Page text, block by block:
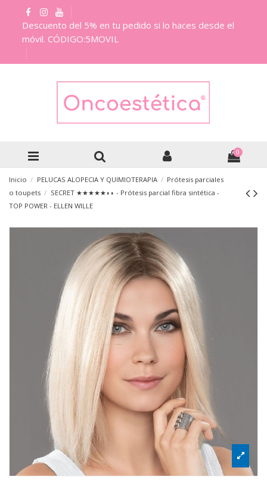
Descuento del 5% en tu pedido si lo haces desde el
móvil. CÓDIGO:5MOVIL
0
Inicio PELUCAS ALOPECIA Y QUIMIOTERAPIA
Prótesis parciales
o toupets
SECRET ★★★★★◗◗ - Prótesis parcial fibra sintética -
TOP POWER - ELLEN WILLE